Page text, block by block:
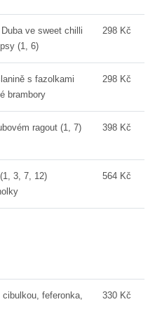
ve sweet chilli
(1, 6)
298 Kč
s fazolkami
brambory
298 Kč
ragout (1, 7)
398 Kč
3, 7, 12)
564 Kč
feferonka,
330 Kč